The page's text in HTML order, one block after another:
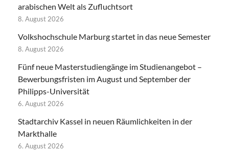
arabischen Welt als Zufluchtsort
8. August 2026
Volkshochschule Marburg startet in das neue Semester
8. August 2026
Fünf neue Masterstudiengänge im Studienangebot –
Bewerbungsfristen im August und September der
Philipps-Universität
6. August 2026
Stadtarchiv Kassel in neuen Räumlichkeiten in der
Markthalle
6. August 2026